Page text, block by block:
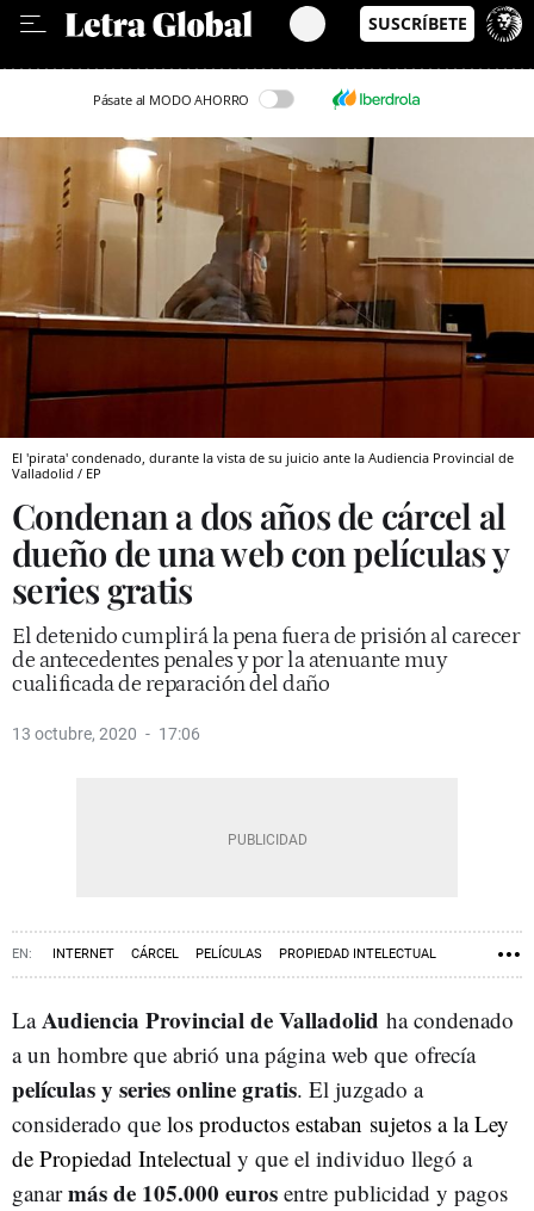
Pásate al MODO AHORRO
El 'pirata' condenado, durante la vista de su juicio ante la Audiencia Provincial de
Valladolid / EP
Condenan a dos años de cárcel al
dueño de una web con películas y
series gratis
El detenido cumplirá la pena fuera de prisión al carecer
de antecedentes penales y por la atenuante muy
cualificada de reparación del daño
13 octubre, 2020 17:06
INTERNET CÁRCEL PELÍCULAS PROPIEDAD INTELECTUAL
LaAudiencia Provincial de Valladolid ha condenado
a un hombre que abrió una página web que ofrecía
películas y series online gratis. El juzgado a
considerado que los productos estaban sujetos a la Ley
de Propiedad Intelectual y que el individuo llegó a
ganarmás de 105.000 euros entre publicidad y pagos